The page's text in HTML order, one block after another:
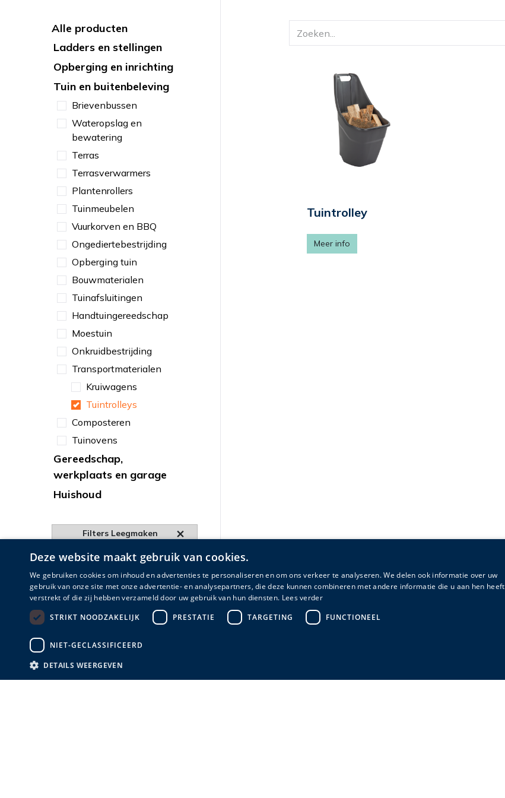
Alle producten
Ladders en stellingen
Opberging en inrichting
Tuin en buitenbeleving
Brievenbussen
Wateropslag en
bewatering
Terras
Terrasverwarmers
Plantenrollers
Tuinmeubelen
Vuurkorven en BBQ
Ongediertebestrijding
Opberging tuin
Bouwmaterialen
Tuinafsluitingen
Handtuingereedschap
Moestuin
Onkruidbestrijding
Transportmaterialen
Kruiwagens
Tuintrolleys
Composteren
Tuinovens
Gereedschap,
werkplaats en garage
Huishoud
Filters Leegmaken
Practo Garden (1)
Tuintrolley
Meer info
Deze website maakt gebruik van cookies.
We gebruiken cookies om inhoud en advertenties te personaliseren en om ons verkeer te analyseren. We delen ook informatie over uw
gebruik van onze site met onze advertentie- en analysepartners, die deze kunnen combineren met andere informatie die u aan hen heeft
verstrekt of die zij hebben verzameld door uw gebruik van hun diensten. Lees verder
STRIKT NOODZAKELIJK
PRESTATIE TARGETING FUNCTIONEEL
NIET-GECLASSIFICEERD
DETAILS WEERGEVEN